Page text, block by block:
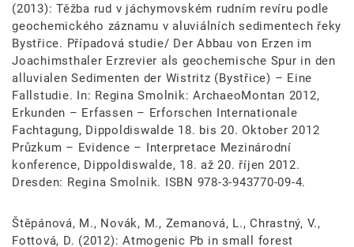
(2013): Těžba rud v jáchymovském rudním revíru podle
geochemického záznamu v aluviálních sedimentech řeky
Bystřice. Případová studie/ Der Abbau von Erzen im
Joachimsthaler Erzrevier als geochemische Spur in den
alluvialen Sedimenten der Wistritz (Bystřice) – Eine
Fallstudie. In: Regina Smolnik: ArchaeoMontan 2012,
Erkunden – Erfassen – Erforschen Internationale
Fachtagung, Dippoldiswalde 18. bis 20. Oktober 2012
Průzkum – Evidence – Interpretace Mezinárodní
konference, Dippoldiswalde, 18. až 20. říjen 2012.
Dresden: Regina Smolnik. ISBN 978-3-943770-09-4.
Štěpánová, M., Novák, M., Zemanová, L., Chrastný, V.,
Fottová, D. (2012): Atmogenic Pb in small forest